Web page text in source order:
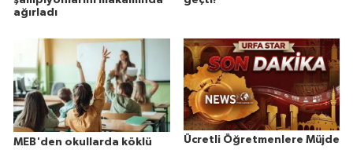
ağırladı
MEB'den okullarda köklü
Ücretli Öğretmenlere Müjde